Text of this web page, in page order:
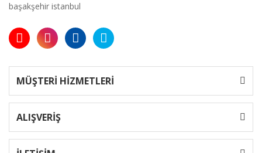
başakşehir istanbul
MÜŞTERİ HİZMETLERİ
ALIŞVERİŞ